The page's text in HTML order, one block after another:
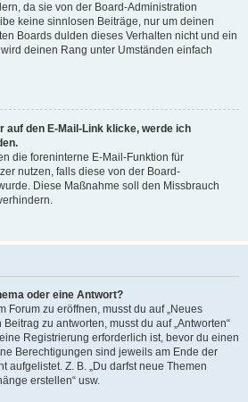
da sie von der Board-Administration
keine sinnlosen Beiträge, nur um deinen
Boards dulden dieses Verhalten nicht und ein
deinen Rang unter Umständen einfach
auf den E-Mail-Link klicke, werde ich
die foreninterne E-Mail-Funktion für
nutzen, falls diese von der Board-
Diese Maßnahme soll den Missbrauch
oder eine Antwort?
Forum zu eröffnen, musst du auf „Neues
zu antworten, musst du auf „Antworten“
Registrierung erforderlich ist, bevor du einen
Berechtigungen sind jeweils am Ende der
aufgelistet. Z. B. „Du darfst neue Themen
erstellen“ usw.